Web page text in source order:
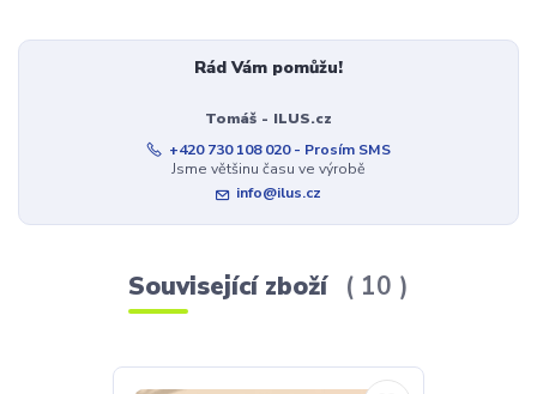
Rád Vám pomůžu!
Tomáš - ILUS.cz
+420 730 108 020 - Prosím SMS
Jsme většinu času ve výrobě
info@ilus.cz
Související zboží 10